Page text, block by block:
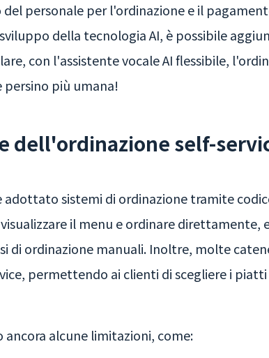
personale per l'ordinazione e il
della tecnologia AI, è possibile
con l'assistente vocale AI flessibile,
più umana!
dell'ordinazione self-
sistemi di ordinazione tramite
il menu e ordinare direttamente,
di ordinazione manuali. Inoltre, molte
permettendo ai clienti di scegliere i
alcune limitazioni, come: